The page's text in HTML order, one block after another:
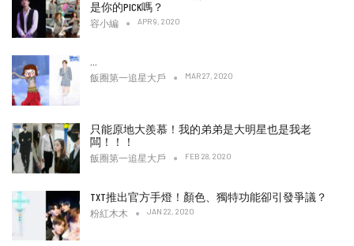
是你的PICK嗎？
容小編 APR 9, 2020
飯圈第一追星大戶 MAR 27, 2020
只能原地大羨慕！我的弟弟是大明星也是我老
闆！！！
飯圈第一追星大戶 FEB 28, 2020
TXT推出官方手燈！顏色、獨特功能卻引發爭議？
粉紅木木 JAN 22, 2020